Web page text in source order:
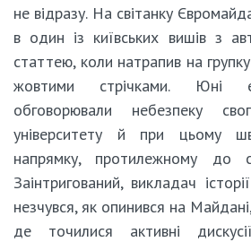
не відразу. На світанку
в один із київських вишів з
статтею, коли натрапив на
жовтими стрічками. Юні
обговорювали небезпеку
університету й при цьому
напрямку, протилежному до
Заінтригований, викладач
незчувся, як опинився на
де точилися активні